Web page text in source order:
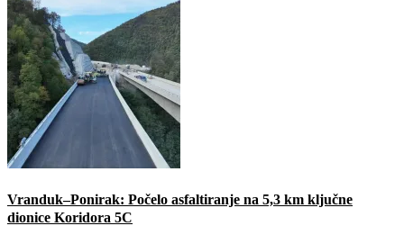
Vranduk–Ponirak: Počelo asfaltiranje na 5,3 km ključne
dionice Koridora 5C